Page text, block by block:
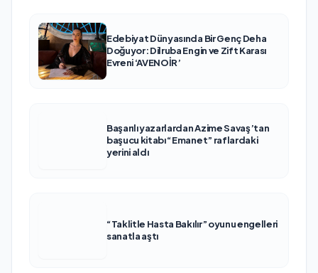
Edebiyat Dünyasında Bir Genç Deha
Doğuyor: Dilruba Engin ve Zift Karası
Evreni ‘AVENOİR’
Başarılı yazarlardan Azime Savaş’tan
başucu kitabı “Emanet” raflardaki
yerini aldı
“Taklitle Hasta Bakılır” oyunu engelleri
sanatla aştı